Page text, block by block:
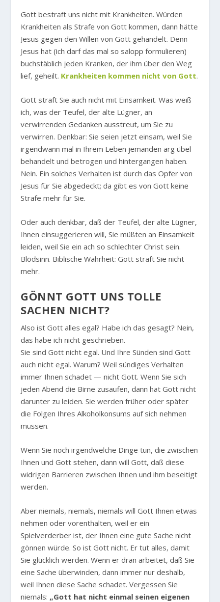
Gott bestraft uns nicht mit Krankheiten. Würden
Krankheiten als Strafe von Gott kommen, dann hätte
Jesus gegen den Willen von Gott gehandelt. Denn
Jesus hat (ich darf das mal so salopp formulieren)
buchstäblich jeden Kranken, der ihm über den Weg
lief, geheilt. Krankheiten kommen nicht von Gott.
Gott straft Sie auch nicht mit Einsamkeit. Was weiß
ich, was der Teufel, der alte Lügner, an
verwirrenden Gedanken ausstreut, um Sie zu
verwirren. Denkbar: Sie seien jetzt einsam, weil Sie
irgendwann mal in Ihrem Leben jemanden arg übel
behandelt und betrogen und hintergangen haben.
Nein. Ein solches Verhalten ist durch das Opfer von
Jesus für Sie abgedeckt; da gibt es von Gott keine
Strafe mehr für Sie.
Oder auch denkbar, daß der Teufel, der alte Lügner,
Ihnen einsuggerieren will, Sie müßten an Einsamkeit
leiden, weil Sie ein ach so schlechter Christ sein.
Blödsinn. Biblische Wahrheit: Gott straft Sie nicht
mehr.
GÖNNT GOTT UNS TOLLE
SACHEN NICHT?
Also ist Gott alles egal? Habe ich das gesagt? Nein,
das habe ich nicht geschrieben.
Sie sind Gott nicht egal. Und Ihre Sünden sind Gott
auch nicht egal. Warum? Weil sündiges Verhalten
immer Ihnen schadet — nicht Gott. Wenn Sie sich
jeden Abend die Birne zusaufen, dann hat Gott nicht
darunter zu leiden. Sie werden früher oder später
die Folgen Ihres Alkoholkonsums auf sich nehmen
müssen.
Wenn Sie noch irgendwelche Dinge tun, die zwischen
Ihnen und Gott stehen, dann will Gott, daß diese
widrigen Barrieren zwischen Ihnen und ihm beseitigt
werden.
Aber niemals, niemals, niemals will Gott Ihnen etwas
nehmen oder vorenthalten, weil er ein
Spielverderber ist, der Ihnen eine gute Sache nicht
gönnen würde. So ist Gott nicht. Er tut alles, damit
Sie glücklich werden. Wenn er dran arbeitet, daß Sie
eine Sache überwinden, dann immer nur deshalb,
weil Ihnen diese Sache schadet. Vergessen Sie
niemals: „Gott hat nicht einmal seinen eigenen